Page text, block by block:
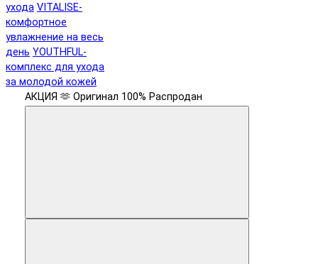
ухода VITALISE-
комфортное
увлажнение на весь
день YOUTHFUL-
комплекс для ухода
за молодой кожей
АКЦИЯ 🫶 Оригинал 100% Распродан